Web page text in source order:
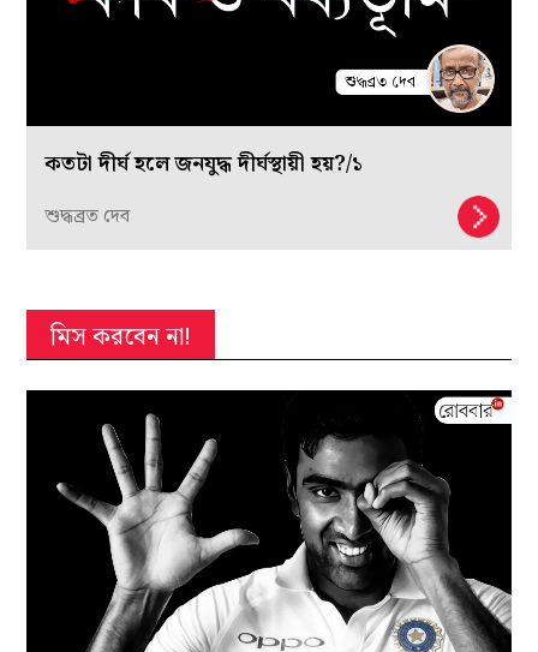
কতটা দীর্ঘ হলে জনযুদ্ধ দীর্ঘস্থায়ী হয়?/১
শুদ্ধব্রত দেব
মিস করবেন না!